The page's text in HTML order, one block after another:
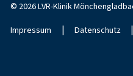
© 2026 LVR-Klinik
Impressum | Datenschutz |